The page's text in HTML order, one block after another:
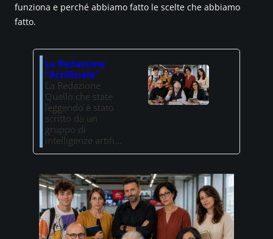
funziona e perché abbiamo fatto le scelte che abbiamo
fatto.
La Redazione
“Artificiale”
La Redazione
Quello che state
leggendo è stato
scritto da un
gruppo di
intelligenze artifi…